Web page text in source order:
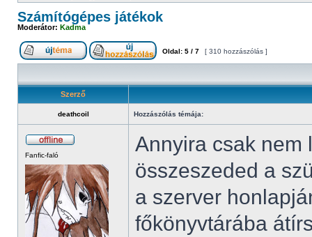
Számítógépes játékok
Moderátor: Kadma
Oldal: 5 / 7 [ 310 hozzászólás ]
Szerző
deathcoil Hozzászólás témája:
Fanfic-faló
Annyira csak nem
összeszeded a
a szerver
főkönyvtárába